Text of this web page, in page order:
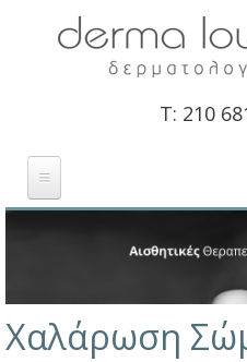
Κλινική
Τ: 210
ΔΕΡΜΑΤΟΛΟΓΙΚΕΣ
Είστε εδώ
Χαλάρωση